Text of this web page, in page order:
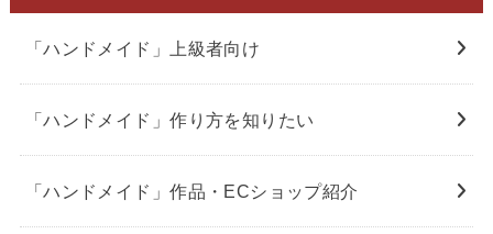
「ハンドメイド」上級者向け
「ハンドメイド」作り方を知りたい
「ハンドメイド」作品・ECショップ紹介